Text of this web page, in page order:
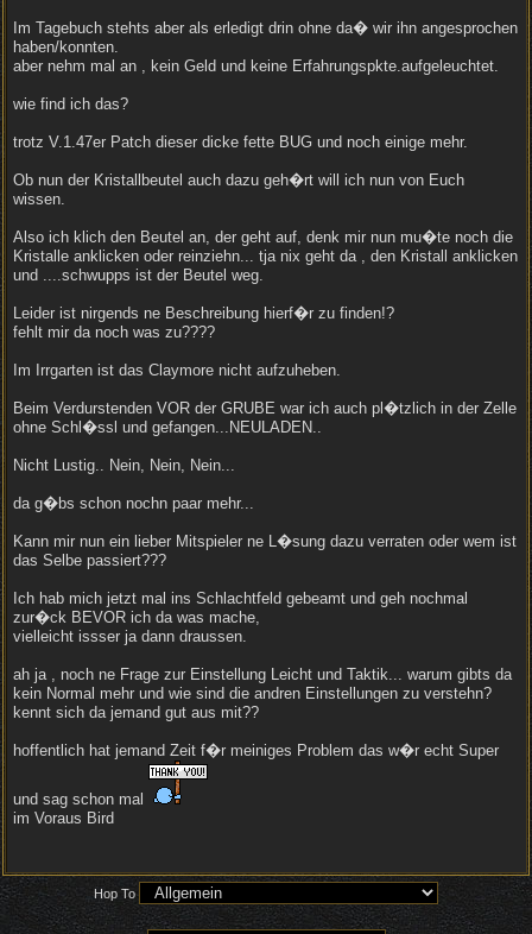
Im Tagebuch stehts aber als erledigt drin ohne da� wir ihn angesprochen
haben/konnten.
aber nehm mal an , kein Geld und keine Erfahrungspkte.aufgeleuchtet.
wie find ich das?
trotz V.1.47er Patch dieser dicke fette BUG und noch einige mehr.
Ob nun der Kristallbeutel auch dazu geh�rt will ich nun von Euch
wissen.
Also ich klich den Beutel an, der geht auf, denk mir nun mu�te noch die
Kristalle anklicken oder reinziehn... tja nix geht da , den Kristall anklicken
und ....schwupps ist der Beutel weg.
Leider ist nirgends ne Beschreibung hierf�r zu finden!?
fehlt mir da noch was zu????
Im Irrgarten ist das Claymore nicht aufzuheben.
Beim Verdurstenden VOR der GRUBE war ich auch pl�tzlich in der Zelle
ohne Schl�ssl und gefangen...NEULADEN..
Nicht Lustig.. Nein, Nein, Nein...
da g�bs schon nochn paar mehr...
Kann mir nun ein lieber Mitspieler ne L�sung dazu verraten oder wem ist
das Selbe passiert???
Ich hab mich jetzt mal ins Schlachtfeld gebeamt und geh nochmal
zur�ck BEVOR ich da was mache,
vielleicht issser ja dann draussen.
ah ja , noch ne Frage zur Einstellung Leicht und Taktik... warum gibts da
kein Normal mehr und wie sind die andren Einstellungen zu verstehn?
kennt sich da jemand gut aus mit??
hoffentlich hat jemand Zeit f�r meiniges Problem das w�r echt Super
und sag schon mal
im Voraus Bird
Hop To